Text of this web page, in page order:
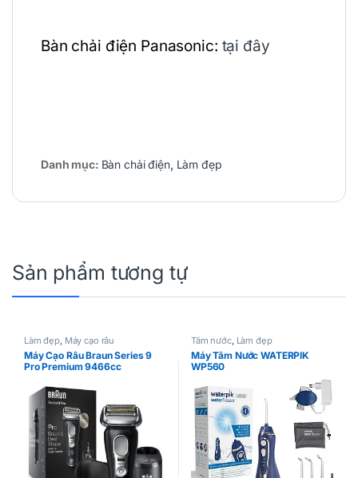
Bàn chải điện Panasonic: tại đây
Danh mục: Bàn chải điện, Làm đẹp
Sản phẩm tương tự
Làm đẹp, Máy cạo râu
Máy Cạo Râu Braun Series 9
Pro Premium 9466cc
Tăm nước, Làm đẹp
Máy Tăm Nước WATERPIK
WP560